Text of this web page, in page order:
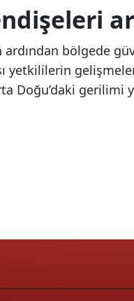
Muğla
Nevşehir
Niğde
Siirt
ardından bölgede
yetkililerin
Doğu’daki gerilimi